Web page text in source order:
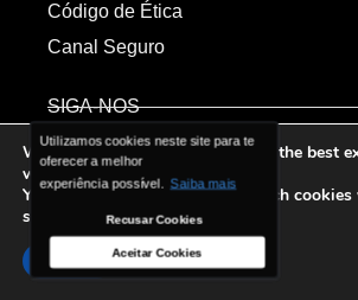
Utilizamos cookies neste site para te
oferecer a melhor
experiência possível.
Saiba mais
Recusar Cookies
Aceitar Cookies
Utilizamos cookies neste site para te
oferecer a melhor
experiência possível.
Saiba mais
Recusar Cookies
Aceitar Cookies
Código de Ética
Canal Seguro
SIGA-NOS
Receba novidades do blog
We are using cookies to give you the best
website.
You can find out more about which cookies
switch them off insettings